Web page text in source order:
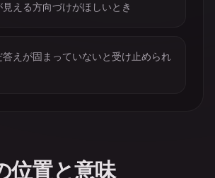
える方向づけがほしいとき
答えが固まっていないと受け止められ
位置と意味